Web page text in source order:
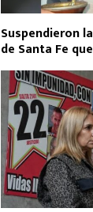
Suspendieron
de Santa Fe